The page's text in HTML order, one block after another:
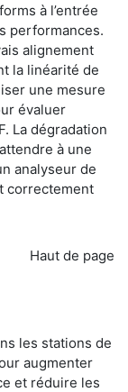
à l’entrée
performances.
alignement
la linéarité de
une mesure
évaluer
La dégradation
à une
analyseur de
correctement
Haut de page
les stations de
augmenter
et réduire les